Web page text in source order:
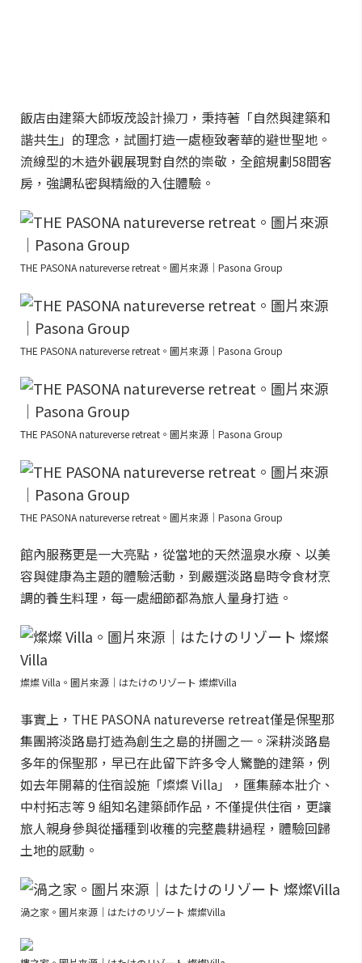
飯店由建築大師坂茂設計操刀，秉持著「自然與建築和
諧共生」的理念，試圖打造一處極致奢華的避世聖地。
流線型的木造外觀展現對自然的崇敬，全館規劃58間客
房，強調私密與精緻的入住體驗。
THE PASONA natureverse retreat。圖片來源｜Pasona Group
THE PASONA natureverse retreat。圖片來源｜Pasona Group
THE PASONA natureverse retreat。圖片來源｜Pasona Group
THE PASONA natureverse retreat。圖片來源｜Pasona Group
館內服務更是一大亮點，從當地的天然溫泉水療、以美
容與健康為主題的體驗活動，到嚴選淡路島時令食材烹
調的養生料理，每一處細節都為旅人量身打造。
燦燦 Villa。圖片來源｜はたけのリゾート 燦燦Villa
事實上，THE PASONA natureverse retreat僅是保聖那
集團將淡路島打造為創生之島的拼圖之一。深耕淡路島
多年的保聖那，早已在此留下許多令人驚艷的建築，例
如去年開幕的住宿設施「燦燦 Villa」，匯集藤本壯介、
中村拓志等 9 組知名建築師作品，不僅提供住宿，更讓
旅人親身參與從播種到收穫的完整農耕過程，體驗回歸
土地的感動。
渦之家。圖片來源｜はたけのリゾート 燦燦Villa